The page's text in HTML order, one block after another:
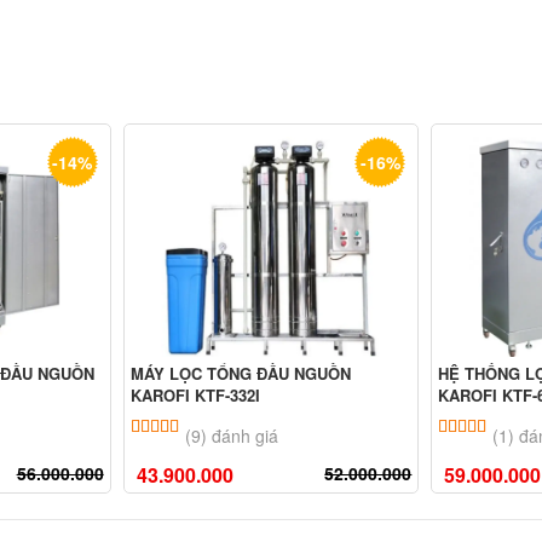
-14%
NGUỒN
56.000.000
-16%
MÁY LỌC TỔNG ĐẦU NGUỒN
KAROFI KTF-332I
5.00 trên 5 dựa trên
(9) đánh giá
43.900.000 52.000.000
HỆ THỐNG
KAROFI KTF-
5.00
1(1)
59.000.000